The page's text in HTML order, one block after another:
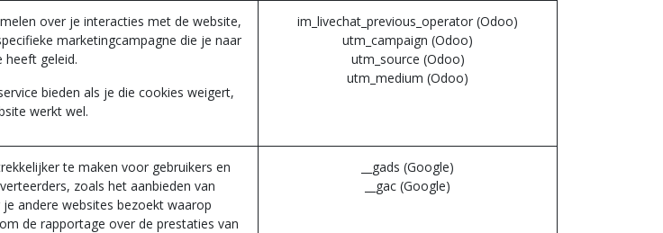
over je interacties met de website,
marketingcampagne die je naar
heeft geleid.
bieden als je die cookies weigert,
werkt wel.
im_livechat_previous_operator (Odoo)
utm_campaign (Odoo)
utm_source (Odoo)
utm_medium (Odoo)
te maken voor gebruikers en
zoals het aanbieden van
andere websites bezoekt waarop
de rapportage over de prestaties van
__gads (Google)
__gac (Google)